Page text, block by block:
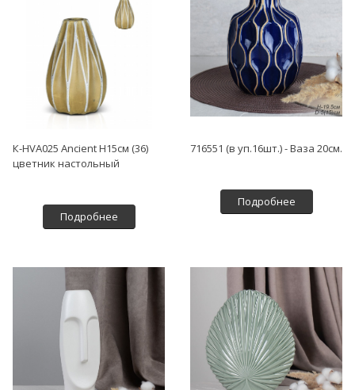
К-HVA025 Ancient H15см (36)
цветник настольный
Подробнее
716551 (в уп.16шт.) - Ваза 20см.
Подробнее